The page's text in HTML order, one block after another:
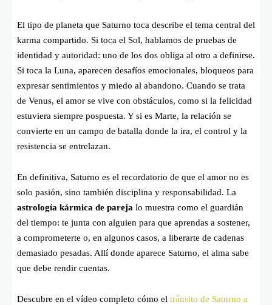
El tipo de planeta que Saturno toca describe el tema central del
karma compartido. Si toca el Sol, hablamos de pruebas de
identidad y autoridad: uno de los dos obliga al otro a definirse.
Si toca la Luna, aparecen desafíos emocionales, bloqueos para
expresar sentimientos y miedo al abandono. Cuando se trata
de Venus, el amor se vive con obstáculos, como si la felicidad
estuviera siempre pospuesta. Y si es Marte, la relación se
convierte en un campo de batalla donde la ira, el control y la
resistencia se entrelazan.
En definitiva, Saturno es el recordatorio de que el amor no es
solo pasión, sino también disciplina y responsabilidad. La
astrología kármica de pareja lo muestra como el guardián
del tiempo: te junta con alguien para que aprendas a sostener,
a comprometerte o, en algunos casos, a liberarte de cadenas
demasiado pesadas. Allí donde aparece Saturno, el alma sabe
que debe rendir cuentas.
Descubre en el vídeo completo cómo el tránsito de Saturno a